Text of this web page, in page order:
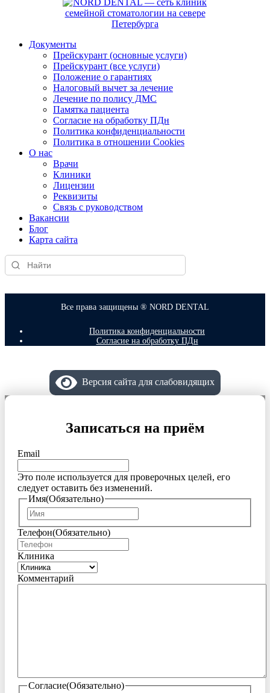
Документы
Прейскурант (основные услуги)
Прейскурант (все услуги)
Положение о гарантиях
Налоговый вычет за лечение
Лечение по полису ДМС
Памятка пациента
Согласие на обработку ПДн
Политика конфиденциальности
Политика в отношении Cookies
О нас
Врачи
Клиники
Лицензии
Реквизиты
Связь с руководством
Вакансии
Блог
Карта сайта
Все права защищены ® NORD DENTAL
Политика конфиденциальности
Согласие на обработку ПДн
Версия сайта для слабовидящих
Записаться на приём
Email
Это поле используется для проверочных целей, его
следует оставить без изменений.
Имя(Обязательно)
Телефон(Обязательно)
Клиника
Комментарий
Согласие(Обязательно)